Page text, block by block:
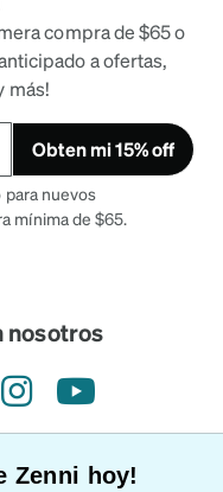
compra de $65 o
a ofertas,
más!
Obten mi 15% off
para nuevos
mínima de $65.
nosotros
InstagramYouTube
Zenni hoy!